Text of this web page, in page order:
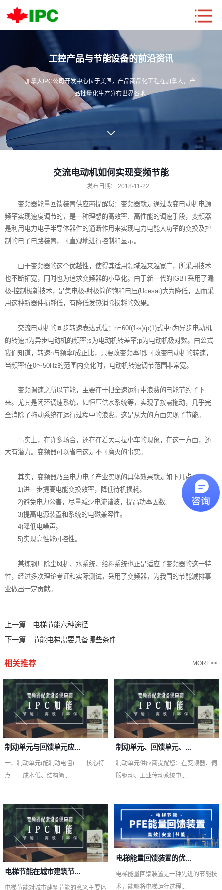
工控产品与节能设备的前沿资讯
加拿大IPC公司开发中心位于美国，产品商品化工程在加拿大，产
品批量化生产分布世界各地
交流电动机如何实现变频节能
发布日期： 2018-11-22
变频器能量回馈装置供应商提醒您：变频器就是通过改变电动机电源
频率实现速度调节的，是一种理想的高效率、高性能的调速手段，变频器
是利用电力电子半导体器件的通断作用来实现电力电能大功率的变换及控
制的电子电路装置，可直观地进行控制和显示。
由于变频器的这个优越性，使得其适用领域越来越宽广，所采用技术
也不断拓宽，同时也为追求变频器的小型化。由于新一代的IGBT采用了漏
极-控制极新技术，是集电极-射极简的饱和电压(Ucesat)大为降低，因而采
用这种新器件损耗低，有降低发热消除损耗的效果。
交流电动机的同步转速表达式位：n=60f(1-s)/p(1)式中n为异步电动机
的转速;f为异步电动机的频率;s为电动机转差率;p为电动机极对数。由公式
我们知道，转速n与频率f成正比，只要改变频率f即可改变电动机的转速，
当频率f在0～50Hz的范围内变化时，电动机转速调节范围非常宽。
变频调速之所以节能，主要在于把全速运行中浪费的电能节约了下
来。尤其是闭环调速系统，如恒压供水系统等，实现了按需拖动，几乎完
全消除了拖动系统在运行过程中的浪费。这是从大的方面实现了节能。
事实上，在许多场合，还存在着大马拉小车的现象，在这一方面，还
大有潜力。变频器可以省电这是不可磨灭的事实。
其实，变频器乃至电力电子产业实现的具体效果就是如下几点：
1)进一步提高电能变换效率，降低待机损耗。
2)避免电力公害，尽量减少电流谐波，提高功率因数。
3)提高电源装置和系统的电磁兼容性。
4)降低电噪声。
5)实现高性能可控性。
某炼钢厂除尘风机、水系统、给料系统也正是适应了变频器的这一特
性，经过多次理论考证和实际测试，采用了变频器，为我国的节能减排事
业做出一定贡献。
上一篇:
电梯节能六种途径
下一篇:
节能电梯需要具备哪些条件
相关推荐 MORE>>
制动单元与回馈单元应...
一、制动单元(配制动电阻) 核心特
点 成本低、结构简...
制动单元、回馈单元、...
制动单元供应商提醒您：在变频器、伺
服驱动、工业传动系统中...
电梯节能在城市建筑节...
电梯节能对城市建筑节能的意义主要体
电梯能量回馈装置的优...
电梯能量回馈装置是一种先进的节能技
术，能够将电梯运行过程...